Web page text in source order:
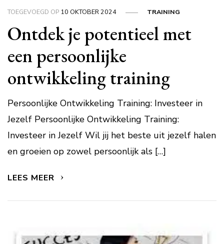
TOEGEVOEGD OP 10 OKTOBER 2024 TRAINING
Ontdek je potentieel met
een persoonlijke
ontwikkeling training
Persoonlijke Ontwikkeling Training: Investeer in
Jezelf Persoonlijke Ontwikkeling Training:
Investeer in Jezelf Wil jij het beste uit jezelf halen
en groeien op zowel persoonlijk als […]
LEES MEER